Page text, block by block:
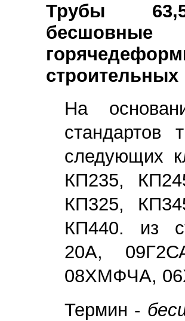
Трубы
бесшовные
строительных
На
стандартов
следующих
КП235,
КП325,
КП440. из
20А,
08ХМФЧА,
Термин -